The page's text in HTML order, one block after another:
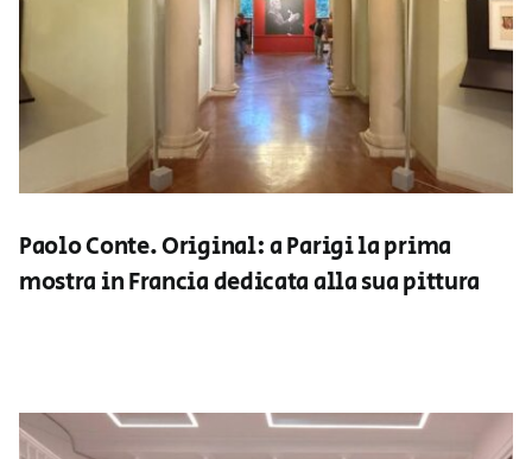
Paolo Conte. Original: a Parigi la prima
mostra in Francia dedicata alla sua pittura